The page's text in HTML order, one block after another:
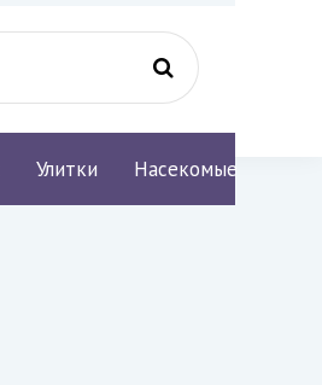
Улитки Насекомые